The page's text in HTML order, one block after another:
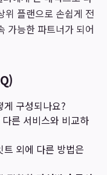
위 플랜으로 손쉽게 전
가능한 파트너가 되어
게 구성되나요?
른 서비스와 비교하
트 외에 다른 방법은